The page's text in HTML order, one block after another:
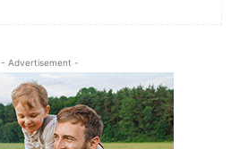
- Advertisement -